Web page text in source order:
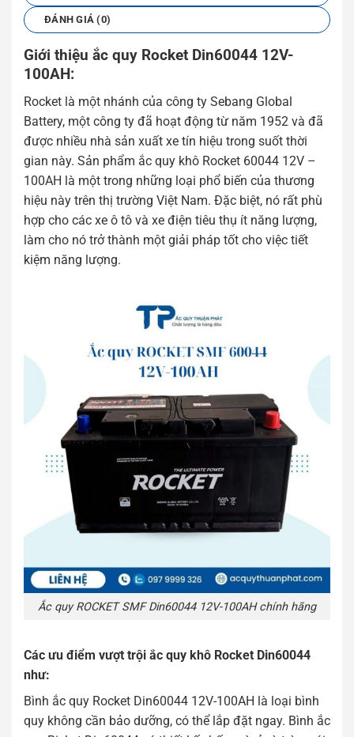
ĐÁNH GIÁ (0)
Giới thiệu ắc quy Rocket Din60044 12V-
100AH:
Rocket là một nhánh của công ty Sebang Global
Battery, một công ty đã hoạt động từ năm 1952 và đã
được nhiều nhà sản xuất xe tín hiệu trong suốt thời
gian này. Sản phẩm ắc quy khô Rocket 60044 12V –
100AH ​​là một trong những loại phổ biến của thương
hiệu này trên thị trường Việt Nam. Đặc biệt, nó rất phù
hợp cho các xe ô tô và xe điện tiêu thụ ít năng lượng,
làm cho nó trở thành một giải pháp tốt cho việc tiết
kiệm năng lượng.
Ắc quy ROCKET SMF Din60044 12V-100AH chính hãng
Các ưu điểm vượt trội ắc quy khô Rocket Din60044
như:
Bình ắc quy Rocket Din60044 12V-100AH là loại bình
quy không cần bảo dưỡng, có thể lắp đặt ngay. Bình ắc